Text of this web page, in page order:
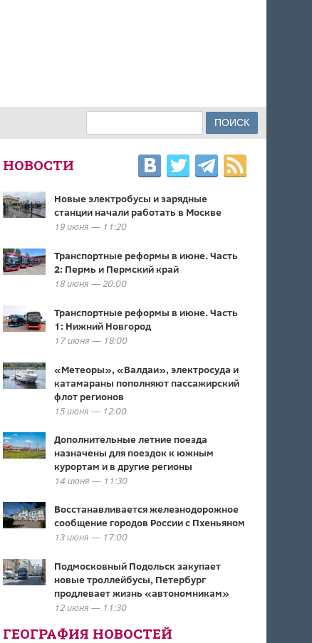
ФОРМА ПОИСКА
НОВОСТИ
Новые электробусы и зарядные
станции начали работать в Москве
19 июня — 11:20
Транспортные реформы в июне. Часть
2: Пермь и Пермский край
18 июня — 20:00
Транспортные реформы в июне. Часть
1: Нижний Новгород
17 июня — 18:00
«Метеоры», «Валдаи», электросуда и
катамараны пополняют пассажирский
флот регионов
15 июня — 12:00
Дополнительные летние поезда
назначены для поездок к южным
курортам и в другие регионы
14 июня — 11:30
Восстанавливается железнодорожное
сообщение городов России с Пхеньяном
13 июня — 17:00
Подмосковный Подольск закупает
новые троллейбусы, Петербург
продлевает жизнь «автономникам»
12 июня — 11:30
ГЕОГРАФИЯ НОВОСТЕЙ